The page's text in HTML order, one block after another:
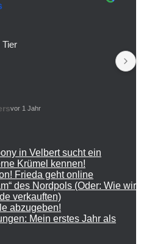
Tier
vor 1 Jahr
in Velbert sucht ein
Krümel kennen!
Frieda geht online
des Nordpols (Oder: Wie wir
verkauften)
abzugeben!
Mein erstes Jahr als